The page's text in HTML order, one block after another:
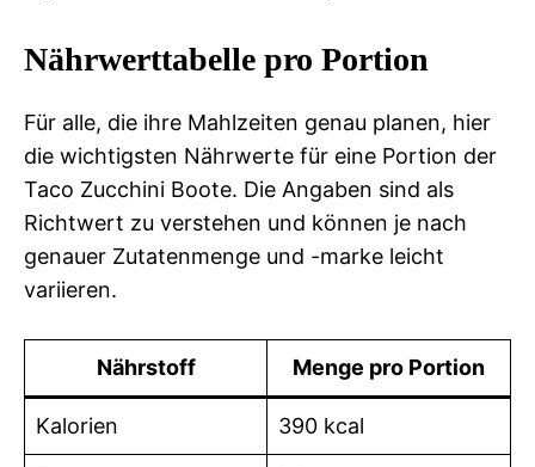
Nährwerttabelle pro Portion
Für alle, die ihre Mahlzeiten genau planen, hier
die wichtigsten Nährwerte für eine Portion der
Taco Zucchini Boote. Die Angaben sind als
Richtwert zu verstehen und können je nach
genauer Zutatenmenge und -marke leicht
variieren.
Nährstoff Menge pro Portion
Kalorien 390 kcal